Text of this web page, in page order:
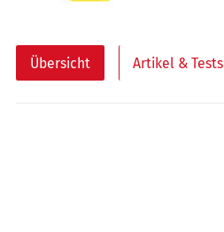
Übersicht Artikel & Tests